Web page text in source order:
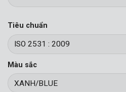
Tiêu chuẩn
Màu sắc